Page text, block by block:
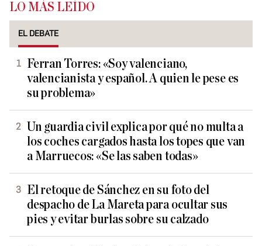
LO MÁS LEÍDO
EL DEBATE
Ferran Torres: «Soy valenciano,
valencianista y español. A quien le pese es
su problema»
Un guardia civil explica por qué no multa a
los coches cargados hasta los topes que van
a Marruecos: «Se las saben todas»
El retoque de Sánchez en su foto del
despacho de La Mareta para ocultar sus
pies y evitar burlas sobre su calzado